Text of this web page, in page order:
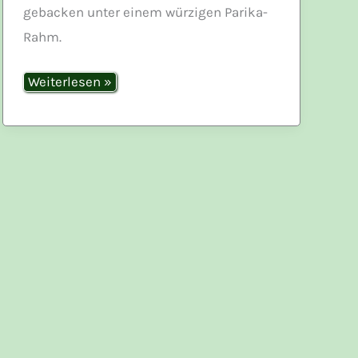
gebacken unter einem würzigen Parika-
Rahm.
Gyrosauflauf
mit
Paprika
Weiterlesen »